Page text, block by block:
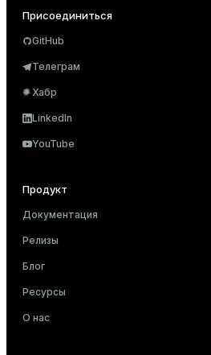
Присоединиться
GitHub
Телеграм
Хабр
LinkedIn
YouTube
Продукт
Документация
Релизы
Блог
Ресурсы
О нас